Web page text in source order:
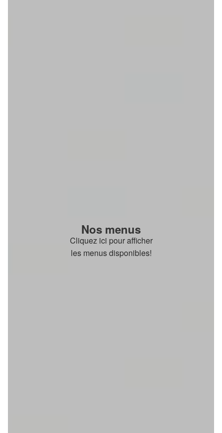
Nos menus
Cliquez ici pour afficher
les menus disponibles!